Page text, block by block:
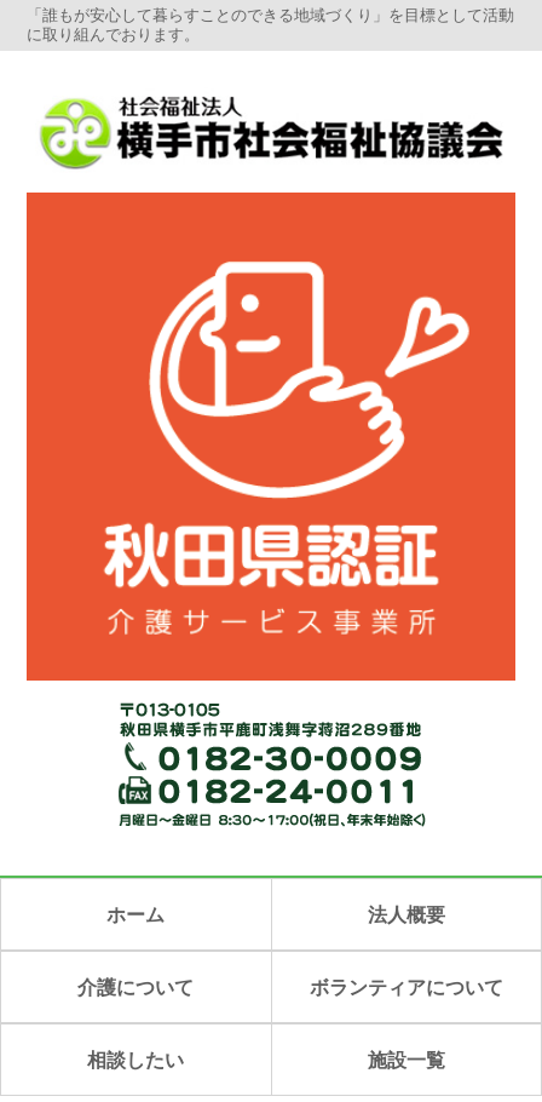
「誰もが安心して暮らすことのできる地域づくり」を目標として活動
に取り組んでおります。
ホーム 法人概要
介護について ボランティアについて
相談したい 施設一覧